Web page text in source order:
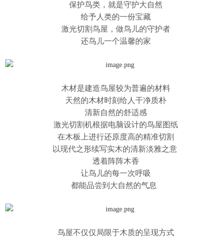
保护鸟类，就是守护大自然
给予人类的一份宝藏
激光切割鸟屋 ，做鸟儿的守护者
还鸟儿一个温馨的家
木材是建造鸟屋较为普遍的材料
天然的木材时刻给人干净质朴
清新自然的舒适感
激光切割机根据电脑设计的鸟屋图纸
在木板上进行还原度高的精准切割
以现代之形续写实木的清新淡雅之意
透着阵阵木香
让鸟儿的每一次呼吸
都能品尝到大自然的气息
鸟屋不仅仅局限于木质的呈现方式